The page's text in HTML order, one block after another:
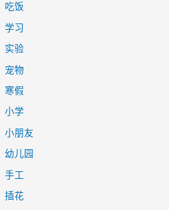
吃饭
学习
实验
宠物
寒假
小学
小朋友
幼儿园
手工
插花